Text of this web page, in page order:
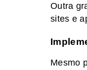
Outra
sites e
Mesmo